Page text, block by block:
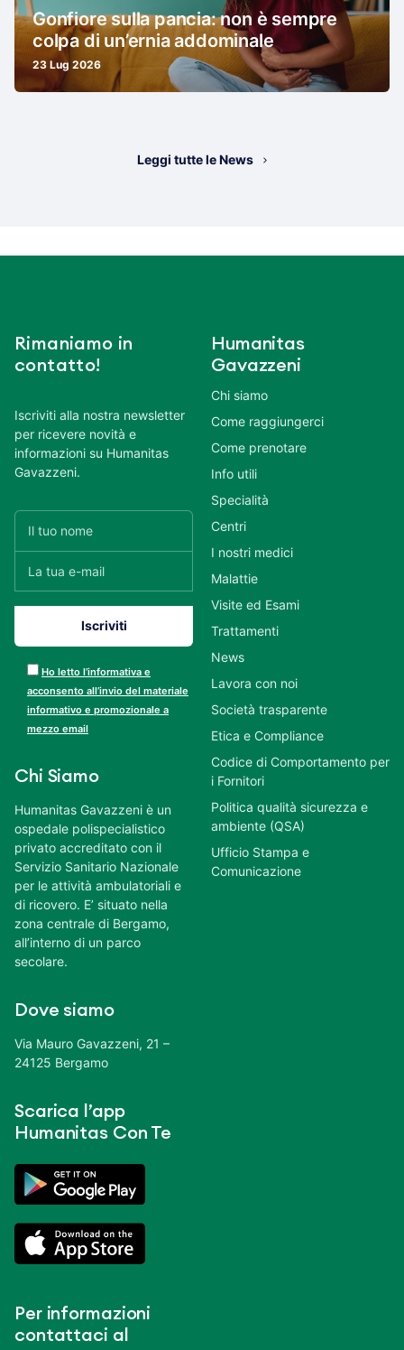
Gonfiore sulla pancia: non è sempre
colpa di un’ernia addominale
23 Lug 2026
Leggi tutte le News
Rimaniamo in
contatto!
Iscriviti alla nostra newsletter
per ricevere novità e
informazioni su Humanitas
Gavazzeni.
Ho letto l’informativa e
acconsento all’invio del materiale
informativo e promozionale a
mezzo email
Chi Siamo
Humanitas Gavazzeni è un
ospedale polispecialistico
privato accreditato con il
Servizio Sanitario Nazionale
per le attività ambulatoriali e
di ricovero. E’ situato nella
zona centrale di Bergamo,
all’interno di un parco
secolare.
Dove siamo
Via Mauro Gavazzeni, 21 –
24125 Bergamo
Scarica l’app
Humanitas Con Te
Per informazioni
contattaci al
Humanitas
Gavazzeni
Chi siamo
Come raggiungerci
Come prenotare
Info utili
Specialità
Centri
I nostri medici
Malattie
Visite ed Esami
Trattamenti
News
Lavora con noi
Società trasparente
Etica e Compliance
Codice di Comportamento per
i Fornitori
Politica qualità sicurezza e
ambiente (QSA)
Ufficio Stampa e
Comunicazione